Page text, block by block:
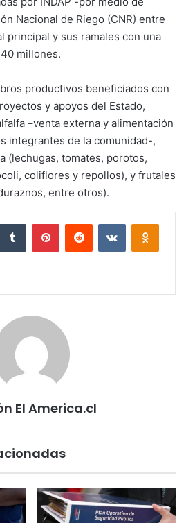
Nacional de Riego (CNR) entre
principal y sus ramales con una
millones.
productivos beneficiados con
y apoyos del Estado,
–venta externa y alimentación
integrantes de la comunidad-,
(lechugas, tomates, porotos,
coliflores y repollos), y frutales
entre otros).
Tumblr PinterestReddit VKontakte
El America.cl